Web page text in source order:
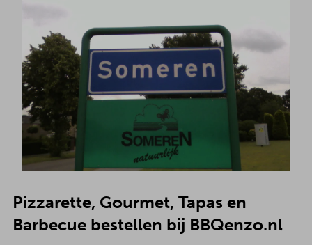
Pizzarette, Gourmet, Tapas en
Barbecue bestellen bij BBQenzo.nl